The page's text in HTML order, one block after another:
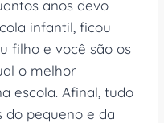
anos devo
infantil, ficou
filho e você são os
o melhor
escola. Afinal, tudo
do pequeno e da